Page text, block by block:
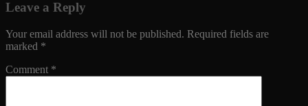
Leave a Reply
Your email address will not be published. Required fields are
marked *
Comment *